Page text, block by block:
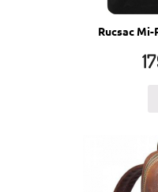
Rucsac